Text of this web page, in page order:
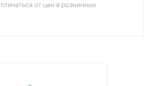
от цен в розничных